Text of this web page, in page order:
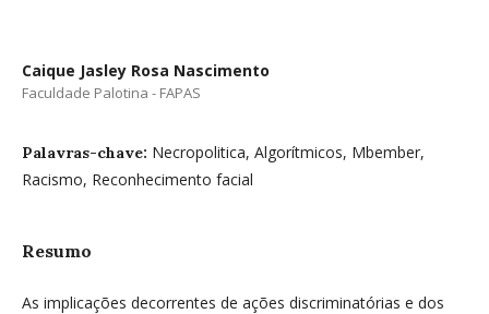
Caique Jasley Rosa Nascimento
Faculdade Palotina - FAPAS
Palavras-chave: Necropolitica, Algorítmicos, Mbember,
Racismo, Reconhecimento facial
Resumo
As implicações decorrentes de ações discriminatórias e dos